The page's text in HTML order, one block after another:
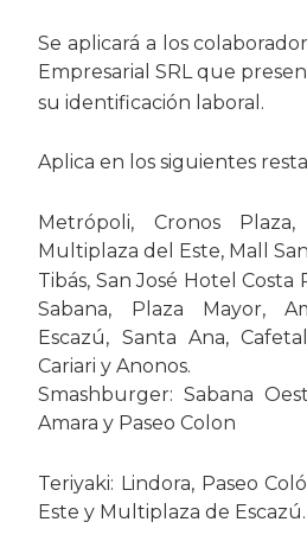
Se aplicará a los
Empresarial SRL que
su identificación laboral.
Aplica en los siguientes
Metrópoli, Cronos
Multiplaza del Este, Mall
Tibás, San José Hotel Costa
Sabana, Plaza Mayor,
Escazú, Santa Ana,
Cariari y Anonos.
Smashburger: Sabana
Amara y Paseo Colon
Teriyaki: Lindora, Paseo
Este y Multiplaza de Escazú.